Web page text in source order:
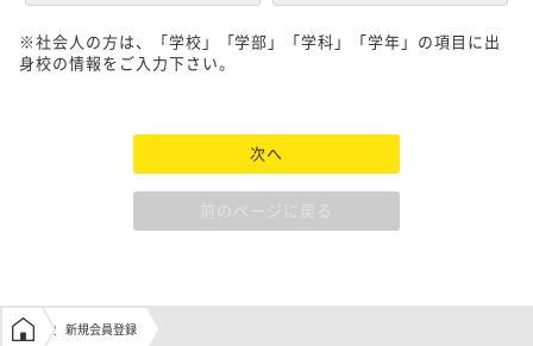
※社会人の方は、「学校」「学部」「学科」「学年」の項目に出
身校の情報をご入力下さい。
次へ
前のページに戻る
学生の窓口トップ
新規会員登録